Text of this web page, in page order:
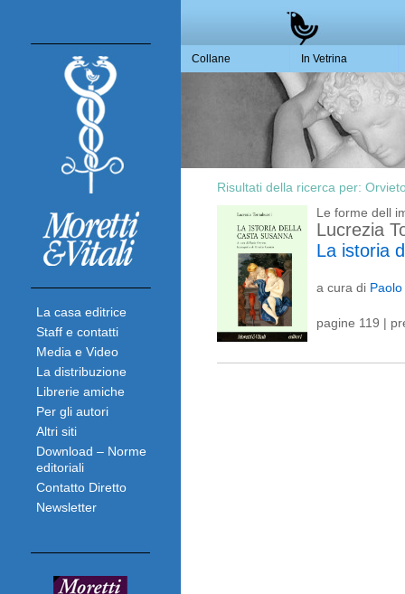
La casa editrice
Staff e contatti
Media e Video
La distribuzione
Librerie amiche
Per gli autori
Altri siti
Download – Norme
editoriali
Contatto Diretto
Newsletter
Collane In Vetrina
Risultati della ricerca per:
Le forme dell
Lucrezia
La istoria
a cura di
pagine 119 |